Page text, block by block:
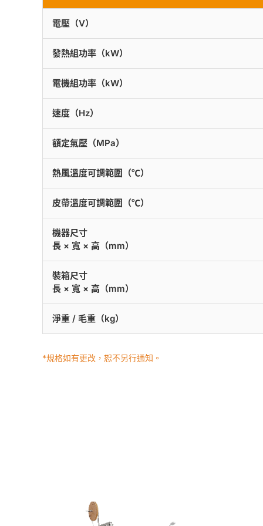
電壓（V）
發熱組功率（kW）
電機組功率（kW）
速度（Hz）
額定氣壓（MPa）
熱風溫度可調範圍（℃）
皮帶溫度可調範圍（℃）
機器尺寸
長 × 寬 × 高（mm）
裝箱尺寸
長 × 寬 × 高（mm）
淨重 / 毛重（kg）
*規格如有更改，恕不另行通知。